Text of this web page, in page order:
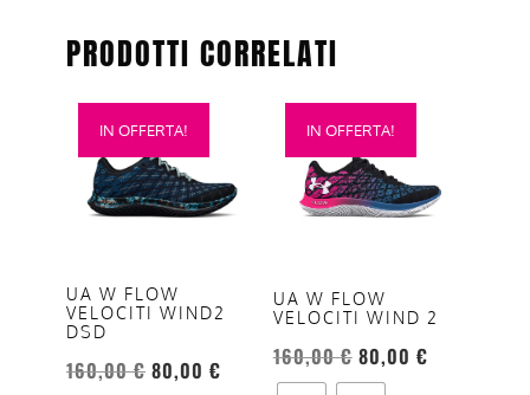
PRODOTTI CORRELATI
IN OFFERTA!
UA W FLOW
VELOCITI WIND2
DSD
160,00€ 80,00 €
Questo
prodotto
più
opzioni
possono
scelte
IN OFFERTA!
UA W FLOW
VELOCITI WIND 2
160,00€ 80,00 €
Questo
prodotto
opzioni
possono
essere
scelte